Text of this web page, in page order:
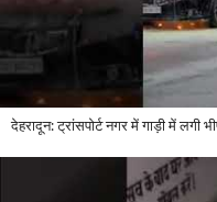
देहरादून: ट्रांसपोर्ट नगर में गाड़ी में